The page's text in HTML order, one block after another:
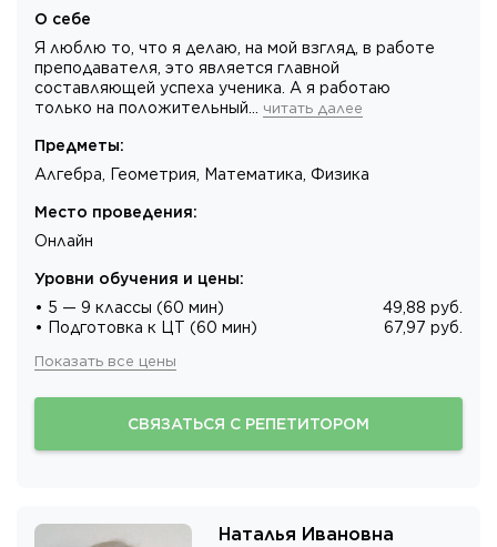
О себе
Я люблю то, что я делаю, на мой взгляд, в работе
преподавателя, это является главной
составляющей успеха ученика. А я работаю
только на положительный… читать далее
Предметы:
Алгебра, Геометрия, Математика, Физика
Место проведения:
Онлайн
Уровни обучения и цены:
• 5 — 9 классы (60 мин)
49,88 руб.
• Подготовка к ЦТ (60 мин)
67,97 руб.
Показать все цены
СВЯЗАТЬСЯ С РЕПЕТИТОРОМ
Наталья Ивановна